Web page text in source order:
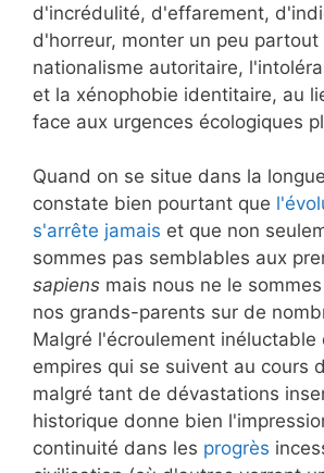
d'incrédulité, d'effarement,
d'horreur, monter un peu partout
nationalisme autoritaire,
et la xénophobie identitaire, au
face aux urgences écologiques
Quand on se situe dans la
constate bien pourtant que
s'arrête jamais et que non
sommes pas semblables aux
sapiens mais nous ne le
nos grands-parents sur de
Malgré l'écroulement inéluctable
empires qui se suivent au cours
malgré tant de dévastations
historique donne bien
continuité dans les progrès